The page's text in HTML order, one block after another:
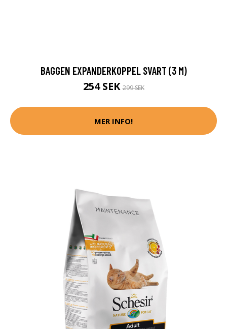
BAGGEN EXPANDERKOPPEL SVART (3 M)
254 SEK299 SEK
MER INFO!